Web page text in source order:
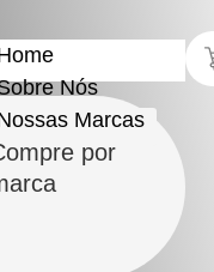
Nós
Marcas
por